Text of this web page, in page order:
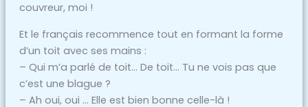
couvreur, moi !
Et le français recommence tout en formant la forme
d’un toit avec ses mains :
– Qui m’a parlé de toit… De toit… Tu ne vois pas que
c’est une blague ?
– Ah oui, oui … Elle est bien bonne celle-là !